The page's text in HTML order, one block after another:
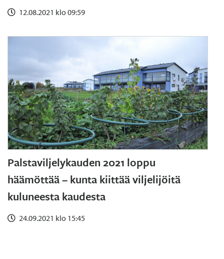
12.08.2021 klo 09:59
Palstaviljelykauden 2021 loppu
häämöttää – kunta kiittää viljelijöitä
kuluneesta kaudesta
24.09.2021 klo 15:45